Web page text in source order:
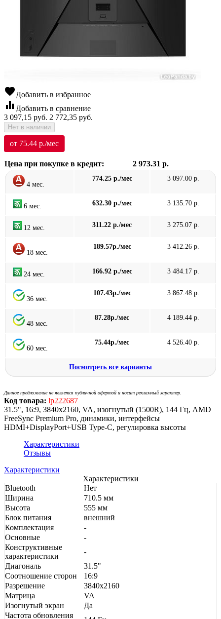
favoriteДобавить в избранное
equalizer Добавить в сравнение
3 097,15 руб. 2 772,35 руб.
Нет в наличии
от 75.44 р./мес
Цена при покупке в кредит: 2 973.31 р.
4 мес.
774.25 р./мес 3 097.00 р.
6 мес. 632.30 р./мес 3 135.70 р.
12 мес. 311.22 р./мес 3 275.07 р.
18 мес.
189.57р./мес 3 412.26 р.
24 мес. 166.92 р./мес 3 484.17 р.
36 мес.
107.43р./мес 3 867.48 р.
48 мес.
87.28р./мес 4 189.44 р.
60 мес.
75.44р./мес 4 526.40 р.
Посмотреть все варианты
Данное предложение не является публичной офертой и носит рекламный характер.
Код товара: lp222687
31.5", 16:9, 3840x2160, VA, изогнутый (1500R), 144 Гц, AMD
FreeSync Premium Pro, динамики, интерфейсы
HDMI+DisplayPort+USB Type-C, регулировка высоты
Характеристики
Отзывы
Характеристики
Характеристики
Bluetooth
Нет
Ширина
710.5 мм
Высота
555 мм
Блок питания
внешний
Комплектация
-
Основные
-
Конструктивные
характеристики
-
Диагональ
31.5"
Соотношение сторон
16:9
Разрешение
3840x2160
Матрица
VA
Изогнутый экран
Да
Частота обновления